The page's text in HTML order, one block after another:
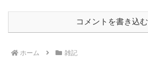
コメントを書き込む
ホーム 雑記